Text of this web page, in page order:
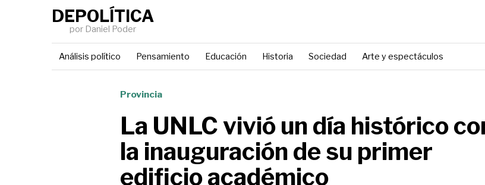
DEPOLÍTICA
por Daniel Poder
Análisis político Pensamiento Educación Historia Sociedad Arte y espectáculos
Provincia
La UNLC vivió un día histórico
la inauguración de su primer
edificio académico